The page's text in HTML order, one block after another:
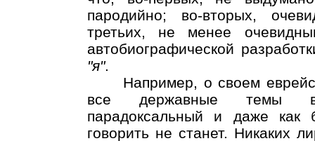
пародийно; во-вторых,
третьих, не менее
автобиографической
"я".
Например, о своем
все державные темы в
парадоксальный и даже
говорить не станет. Никаких